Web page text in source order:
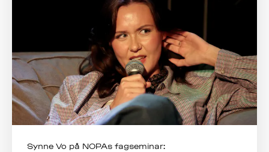
Synne Vo på NOPAs fagseminar: